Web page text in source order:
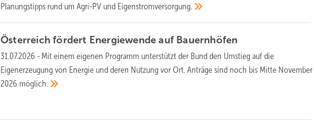
Planungstipps rund um Agri-PV und Eigenstromversorgung.
Österreich fördert Energiewende auf Bauernhöfen
31.07.2026 - Mit einem eigenen Programm unterstützt der Bund den Umstieg auf die
Eigenerzeugung von Energie und deren Nutzung vor Ort. Anträge sind noch bis Mitte November
2026 möglich.